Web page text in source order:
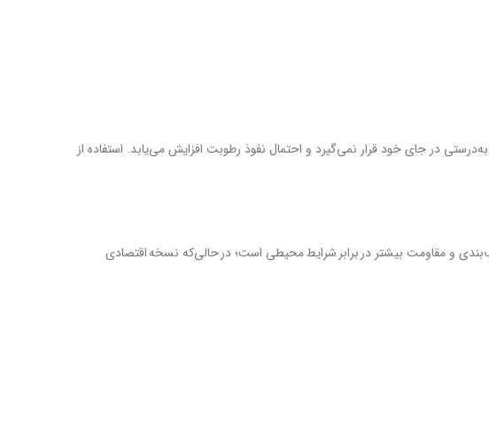
در جای خود قرار نمی‌گیرد و احتمال نفوذ رطوبت افزایش می‌یابد. استفاده از
و مقاومت بیشتر در برابر شرایط محیطی است؛ در حالی‌که نسخه اقتصادی